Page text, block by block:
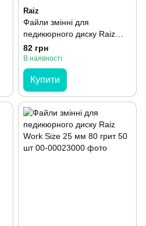
Raiz
Файли змінні для
педикюрного диску Raiz
Work Size 20 мм 180 грит
50 шт
82 грн
В наявності
Купити